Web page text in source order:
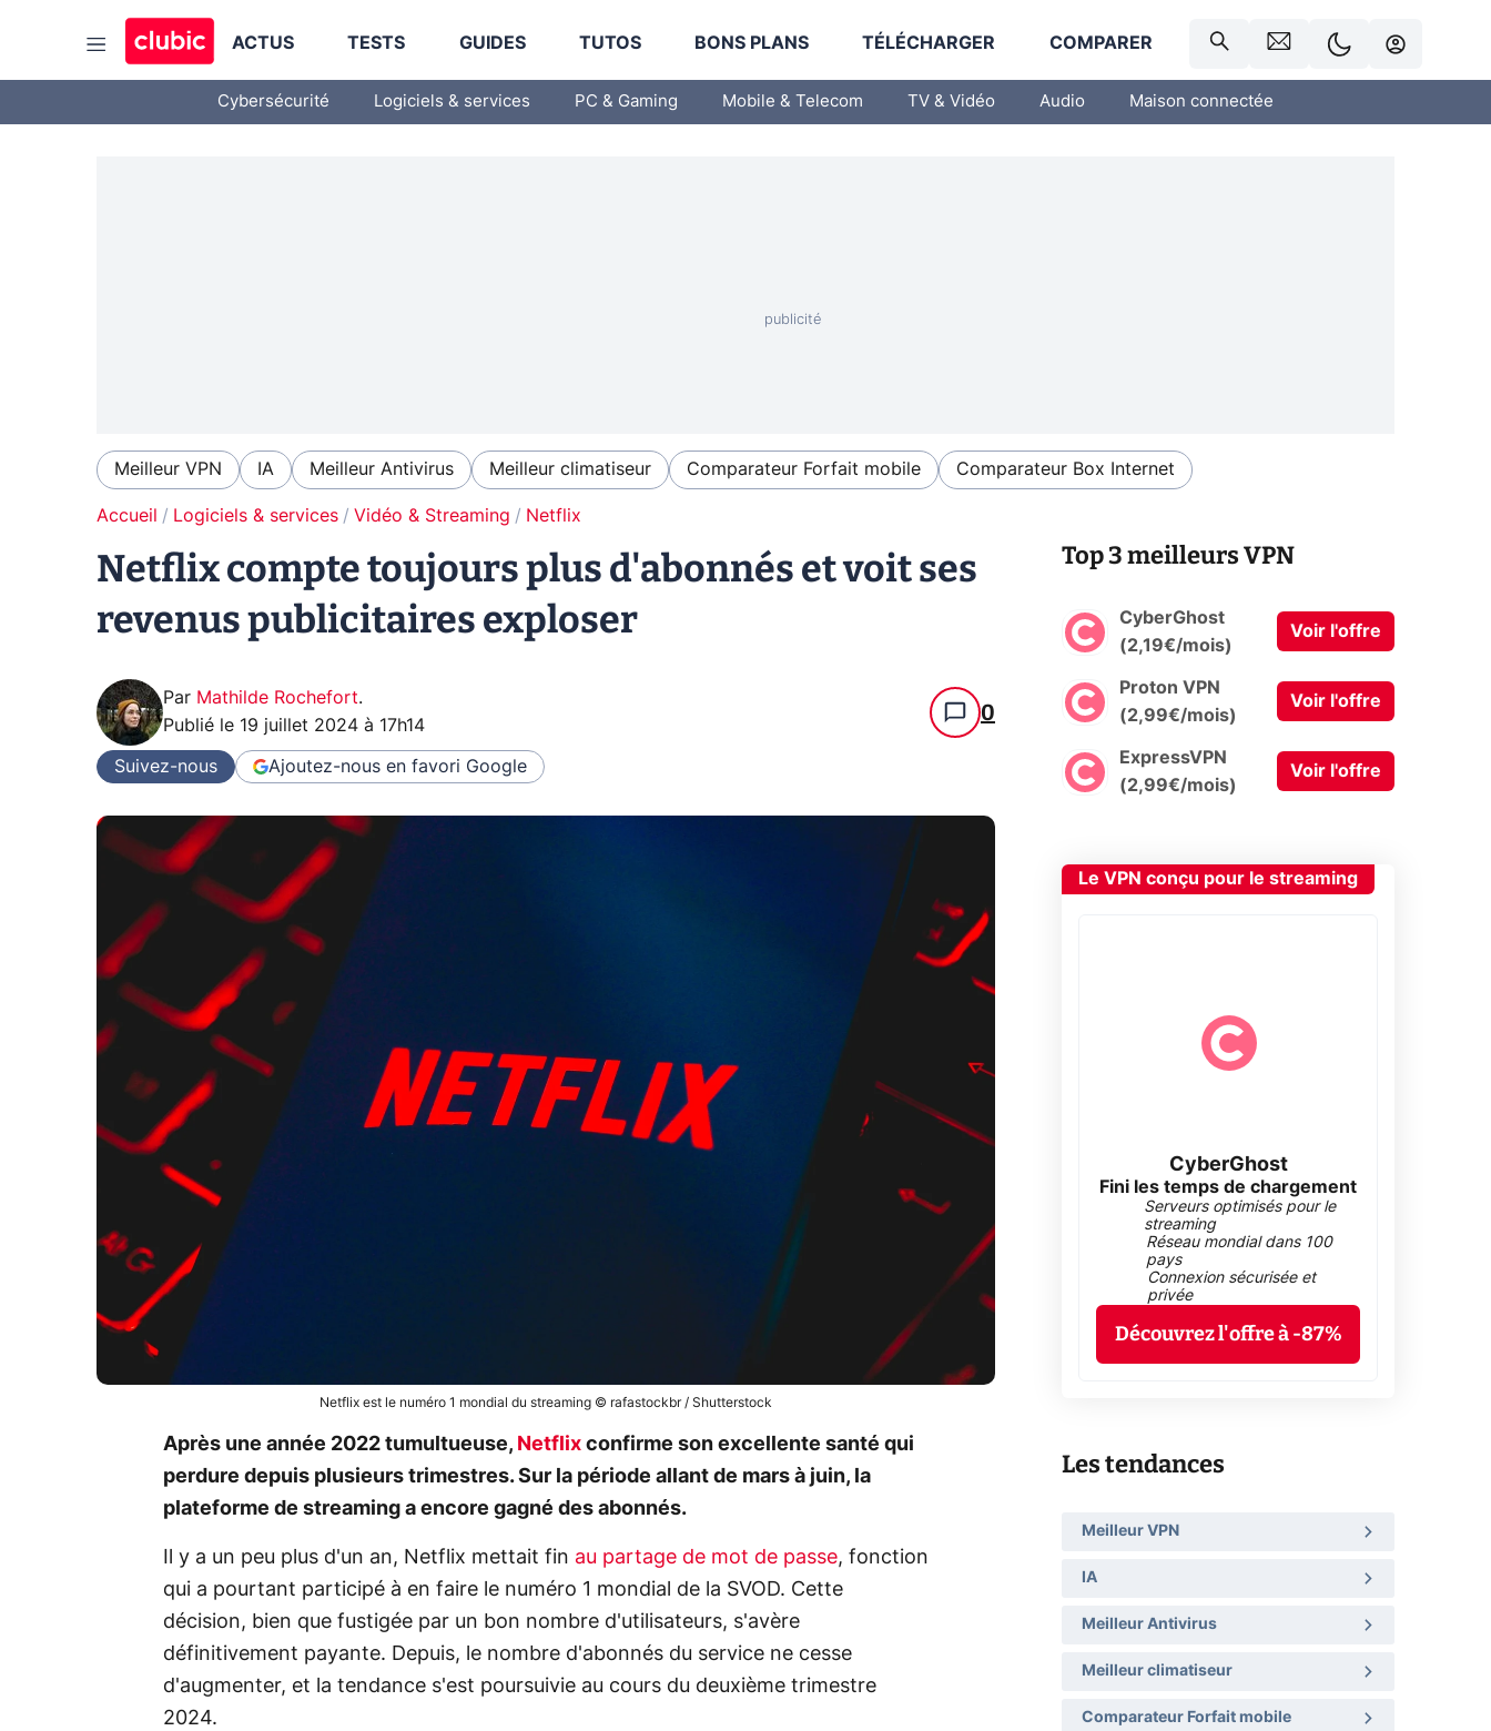
ACTUS TESTS GUIDES TUTOS BONS PLANS TÉLÉCHARGER COMPARER
Cybersécurité Logiciels & services PC & Gaming Mobile & Telecom TV & Vidéo Audio Maison connectée
Meilleur VPN IA Meilleur Antivirus Meilleur climatiseur Comparateur Forfait mobile Comparateur Box Internet
Accueil Logiciels & services Vidéo & Streaming Netflix
Netflix compte toujours plus d'abonnés et voit ses
revenus publicitaires exploser
Par Mathilde Rochefort.
Publié le 19 juillet 2024 à 17h14 0
Suivez-nous Ajoutez-nous en favori Google
Netflix est le numéro 1 mondial du streaming © rafastockbr / Shutterstock
Après une année 2022 tumultueuse, Netflix confirme son excellente santé qui
perdure depuis plusieurs trimestres. Sur la période allant de mars à juin, la
plateforme de streaming a encore gagné des abonnés.
Il y a un peu plus d'un an, Netflix mettait fin au partage de mot de passe, fonction
qui a pourtant participé à en faire le numéro 1 mondial de la SVOD. Cette
décision, bien que fustigée par un bon nombre d'utilisateurs, s'avère
définitivement payante. Depuis, le nombre d'abonnés du service ne cesse
d'augmenter, et la tendance s'est poursuivie au cours du deuxième trimestre
2024.
Top 3 meilleurs VPN
CyberGhost
(2,19€/mois)
Voir l'offre
Proton VPN
(2,99€/mois)
Voir l'offre
ExpressVPN
(2,99€/mois)
Voir l'offre
Le VPN conçu pour le streaming
CyberGhost
Fini les temps de chargement
Serveurs optimisés pour le
streaming
Réseau mondial dans 100
pays
Connexion sécurisée et
privée
Découvrez l'offre à -87%
Les tendances
Meilleur VPN
IA
Meilleur Antivirus
Meilleur climatiseur
Comparateur Forfait mobile